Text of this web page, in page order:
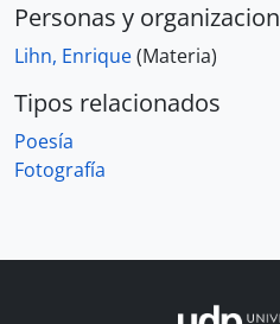
Personas y
Lihn, Enrique(Materia)
Tipos relacionados
Poesía
Fotografía